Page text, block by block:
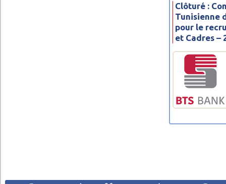
Clôturé :
Tunisienne
pour le
et Cadres –